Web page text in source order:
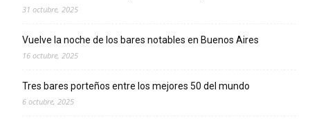
31 octubre, 2025
Vuelve la noche de los bares notables en Buenos Aires
16 octubre, 2025
Tres bares porteños entre los mejores 50 del mundo
6 octubre, 2025